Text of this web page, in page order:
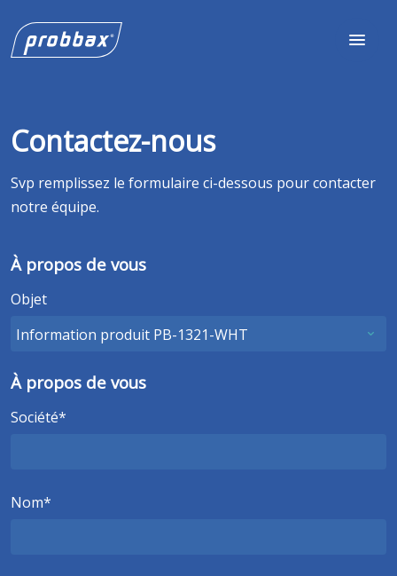
Contactez-nous
Svp remplissez le formulaire ci-dessous pour contacter
notre équipe.
À propos de vous
Objet
À propos de vous
Société
Nom